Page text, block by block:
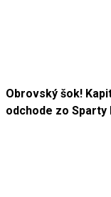
Obrovský šok!
odchode zo Sparty